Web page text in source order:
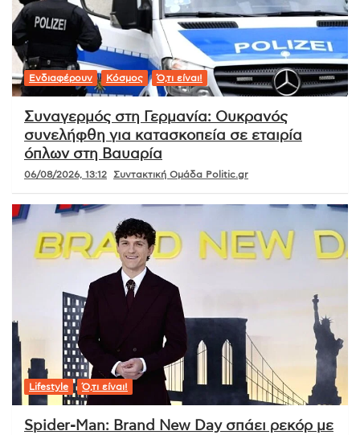
Ενδιαφέρουν Κόσμος Ό,τι είναι!
Συναγερμός στη Γερμανία: Ουκρανός
συνελήφθη για κατασκοπεία σε εταιρία
όπλων στη Βαυαρία
06/08/2026, 13:12 Συντακτική Ομάδα Politic.gr
Lifestyle Ό,τι είναι!
Spider-Man: Brand New Day σπάει ρεκόρ με